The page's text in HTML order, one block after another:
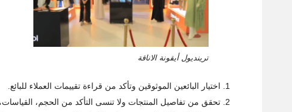
ترينديول أيقونة الاناقة
اختيار البائعين الموثوقين وتأكد من قراءة تقييمات العملاء للبائع.
تحقق من تفاصيل المنتجات ولا تنسى التأكد من الحجم،